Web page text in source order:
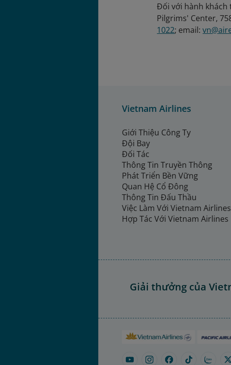
Đối với hành khách
Pilgrims' Center,
1022; email:
Vietnam Airlines
Giới Thiệu Công Ty
Đội Bay
Đối Tác
Thông Tin Truyền Thông
Phát Triển Bền Vững
Quan Hệ Cổ Đông
Thông Tin Đấu Thầu
Việc Làm Với Vietnam Airlines
Hợp Tác Với Vietnam Airlines
Giải thưởng của